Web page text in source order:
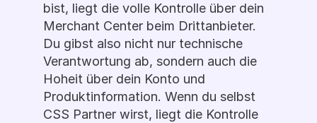
bist, liegt die volle Kontrolle über dein
Merchant Center beim Drittanbieter.
Du gibst also nicht nur technische
Verantwortung ab, sondern auch die
Hoheit über dein Konto und
Produktinformation. Wenn du selbst
CSS Partner wirst, liegt die Kontrolle